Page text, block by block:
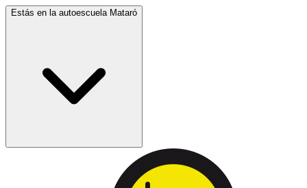
Estás en la autoescuela Mataró